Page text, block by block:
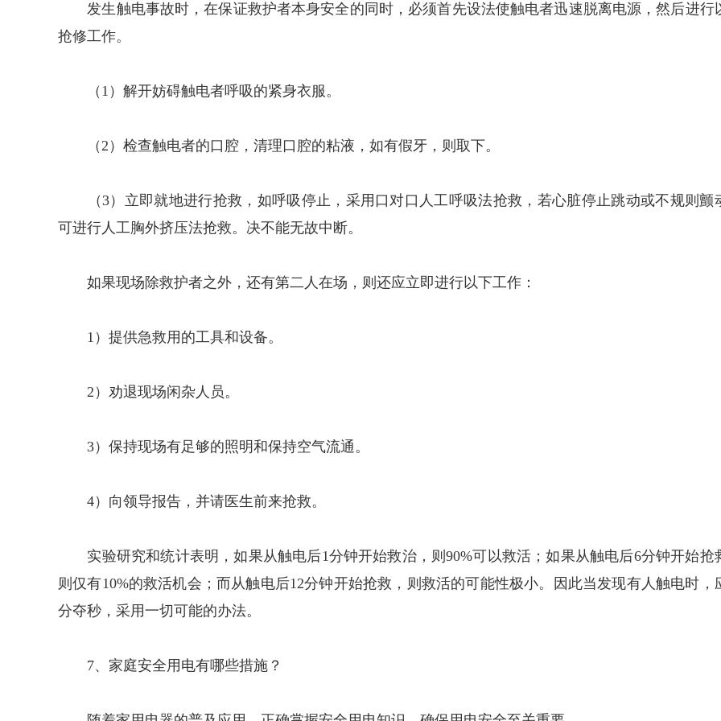
发生触电事故时，在保证救护者本身安全的同时，必须首先设法使触电者迅速脱离电源，然后进行
抢修工作。
（1）解开妨碍触电者呼吸的紧身衣服。
（2）检查触电者的口腔，清理口腔的粘液，如有假牙，则取下。
（3）立即就地进行抢救，如呼吸停止，采用口对口人工呼吸法抢救，若心脏停止跳动或不规则颤
可进行人工胸外挤压法抢救。决不能无故中断。
如果现场除救护者之外，还有第二人在场，则还应立即进行以下工作：
1）提供急救用的工具和设备。
2）劝退现场闲杂人员。
3）保持现场有足够的照明和保持空气流通。
4）向领导报告，并请医生前来抢救。
实验研究和统计表明，如果从触电后1分钟开始救治，则90%可以救活；如果从触电后6分钟开始抢
则仅有10%的救活机会；而从触电后12分钟开始抢救，则救活的可能性极小。因此当发现有人触电时，
分夺秒，采用一切可能的办法。
7、家庭安全用电有哪些措施？